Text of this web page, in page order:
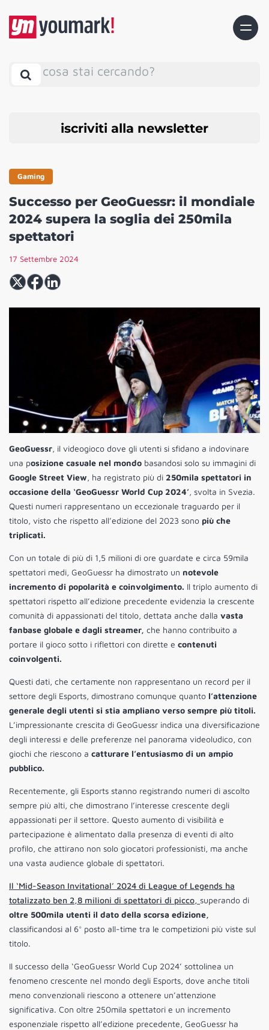
cosa stai cercando?
iscriviti alla newsletter
Gaming
Successo per GeoGuessr: il mondiale
2024 supera la soglia dei 250mila
spettatori
17 Settembre 2024
GeoGuessr, il videogioco dove gli utenti si sfidano a indovinare
una posizione casuale nel mondo basandosi solo su immagini di
Google Street View, ha registrato più di 250mila spettatori in
occasione della ‘GeoGuessr World Cup 2024’, svolta in Svezia.
Questi numeri rappresentano un eccezionale traguardo per il
titolo, visto che rispetto all’edizione del 2023 sono più che
triplicati.
Con un totale di più di 1,5 milioni di ore guardate e circa 59mila
spettatori medi, GeoGuessr ha dimostrato un notevole
incremento di popolarità e coinvolgimento. Il triplo aumento di
spettatori rispetto all’edizione precedente evidenzia la crescente
comunità di appassionati del titolo, dettata anche dalla vasta
fanbase globale e dagli streamer, che hanno contribuito a
portare il gioco sotto i riflettori con dirette e contenuti
coinvolgenti.
Questi dati, che certamente non rappresentano un record per il
settore degli Esports, dimostrano comunque quanto l’attenzione
generale degli utenti si stia ampliano verso sempre più titoli.
L’impressionante crescita di GeoGuessr indica una diversificazione
degli interessi e delle preferenze nel panorama videoludico, con
giochi che riescono a catturare l’entusiasmo di un ampio
pubblico.
Recentemente, gli Esports stanno registrando numeri di ascolto
sempre più alti, che dimostrano l’interesse crescente degli
appassionati per il settore. Questo aumento di visibilità e
partecipazione è alimentato dalla presenza di eventi di alto
profilo, che attirano non solo giocatori professionisti, ma anche
una vasta audience globale di spettatori.
Il ‘Mid-Season Invitational’ 2024 di League of Legends ha
totalizzato ben 2,8 milioni di spettatori di picco, superando di
oltre 500mila utenti il dato della scorsa edizione,
classificandosi al 6° posto all-time tra le competizioni più viste sul
titolo.
Il successo della ‘GeoGuessr World Cup 2024’ sottolinea un
fenomeno crescente nel mondo degli Esports, dove anche titoli
meno convenzionali riescono a ottenere un’attenzione
significativa. Con oltre 250mila spettatori e un incremento
esponenziale rispetto all’edizione precedente, GeoGuessr ha